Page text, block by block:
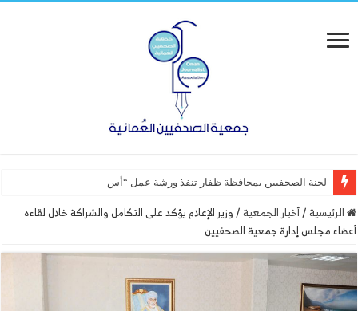
لجنة الصحفيين بمحافظة ظفار تنفذ ورشة عمل “أساسيات التصميم”
الرئيسية /أخبار الجمعية /وزير الإعلام يؤكد على التكامل والشراكة خلال لقاءه
أعضاء مجلس إدارة جمعية الصحفيين